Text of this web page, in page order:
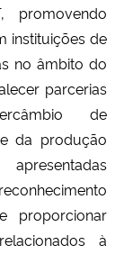
promovendo
instituições de
no âmbito do
parcerias
de
da produção
proporcionar
à